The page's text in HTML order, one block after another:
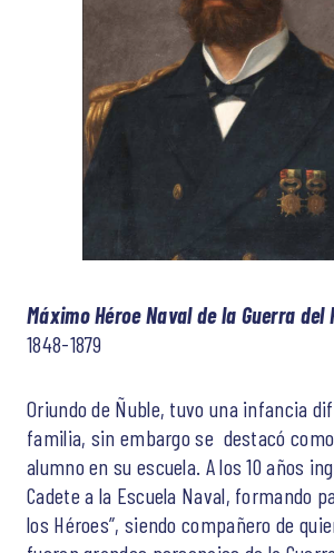
Máximo Héroe Naval de la Guerra del
1848-1879
Oriundo de Ñuble, tuvo una infancia
familia, sin embargo se destacó
alumno en su escuela. A los 10 años
Cadete a la Escuela Naval, formando
los Héroes”, siendo compañero de